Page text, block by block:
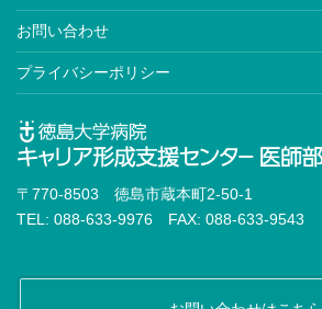
お問い合わせ
プライバシーポリシー
〒770-8503 徳島市蔵本町2-50-1
TEL: 088-633-9976 FAX: 088-633-9543